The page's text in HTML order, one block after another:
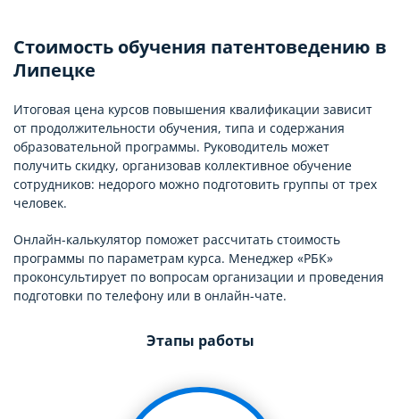
Стоимость обучения патентоведению в
Липецке
Итоговая цена курсов повышения квалификации зависит
от продолжительности обучения, типа и содержания
образовательной программы. Руководитель может
получить скидку, организовав коллективное обучение
сотрудников: недорого можно подготовить группы от трех
человек.
Онлайн-калькулятор поможет рассчитать стоимость
программы по параметрам курса. Менеджер «РБК»
проконсультирует по вопросам организации и проведения
подготовки по телефону или в онлайн-чате.
Этапы работы